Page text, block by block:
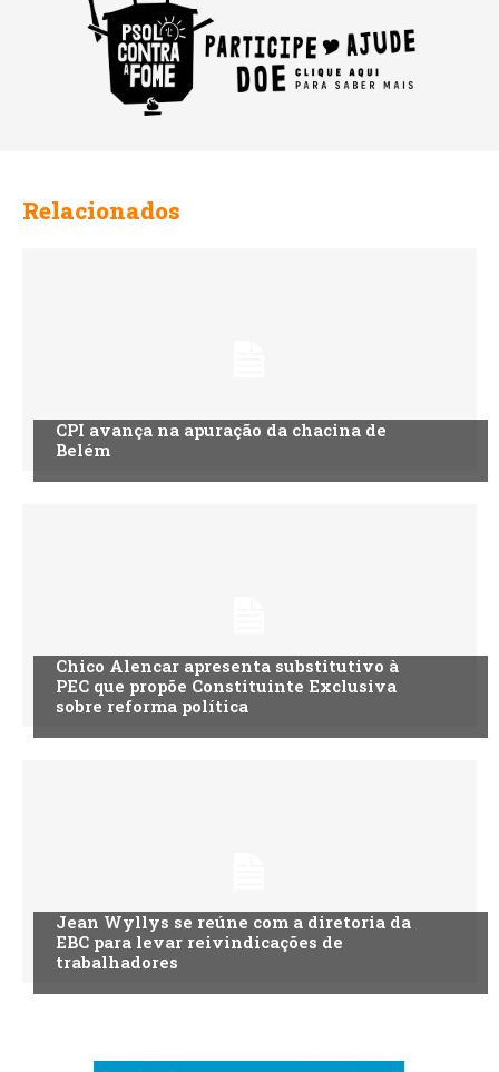
Relacionados
CPI avança na apuração da chacina de
Belém
Chico Alencar apresenta substitutivo à
PEC que propõe Constituinte Exclusiva
sobre reforma política
Jean Wyllys se reúne com a diretoria da
EBC para levar reivindicações de
trabalhadores